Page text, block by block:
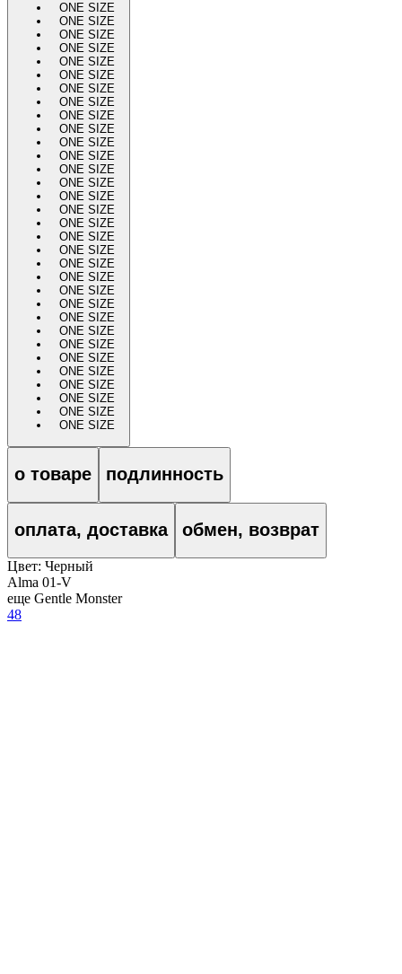
ONE SIZE
ONE SIZE
ONE SIZE
ONE SIZE
ONE SIZE
ONE SIZE
ONE SIZE
ONE SIZE
ONE SIZE
ONE SIZE
ONE SIZE
ONE SIZE
ONE SIZE
ONE SIZE
ONE SIZE
ONE SIZE
ONE SIZE
ONE SIZE
ONE SIZE
ONE SIZE
ONE SIZE
ONE SIZE
ONE SIZE
ONE SIZE
ONE SIZE
ONE SIZE
ONE SIZE
ONE SIZE
ONE SIZE
ONE SIZE
ONE SIZE
ONE SIZE
о товаре подлинность
оплата, доставка обмен, возврат
Цвет: Черный
Alma 01-V
еще Gentle Monster
48